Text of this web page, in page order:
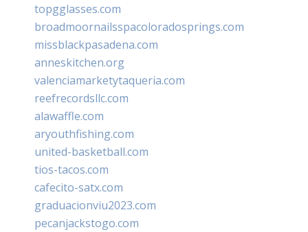
topgglasses.com
broadmoornailsspacoloradosprings.com
missblackpasadena.com
anneskitchen.org
valenciamarketytaqueria.com
reefrecordsllc.com
alawaffle.com
aryouthfishing.com
united-basketball.com
tios-tacos.com
cafecito-satx.com
graduacionviu2023.com
pecanjackstogo.com